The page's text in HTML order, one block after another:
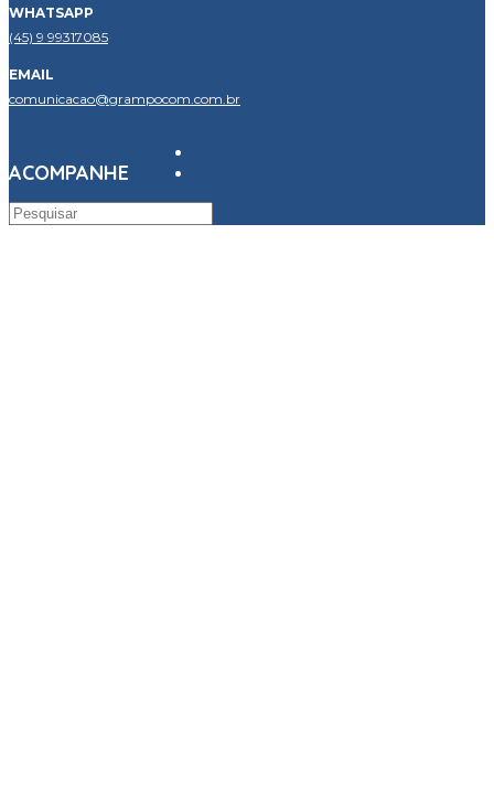
WHATSAPP
(45) 9 99317085
EMAIL
comunicacao@grampocom.com.br
ACOMPANHE